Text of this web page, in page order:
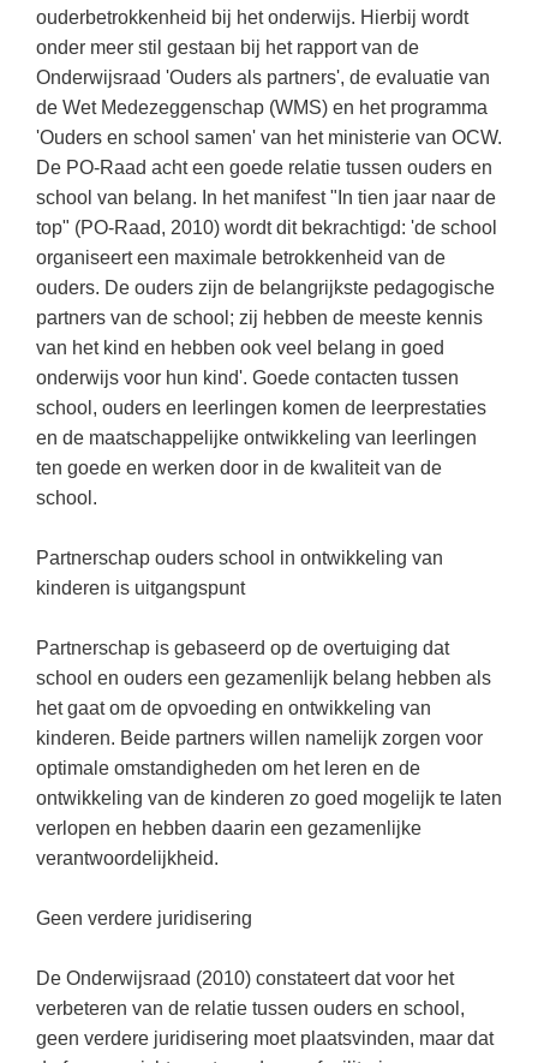
Digitaal onderwijs
Cito toets
Eindexamens
iPad scholen
NIEUWSARCHIEF
Augustus 2026
Juli 2026
Juni 2026
Mei 2026
April 2026
Lespakket ‘Circulaire Economie - van
verpakking tot nieuwe grondstof’
Gastles Zeebenen in de klas
Cursus Leer het heelal begrijpen
Van verdunningscalculator tot
practicumvoorbereiding: gratis online
hulpmiddelen voor science-docenten en
TOA's
DGM in de klas
Frans(22)
Engels(18)
Techniek (17)
Open vacature(16)
Lichamelijke opvoeding(13)
Economie(12)
VACATURES PER PLAATS
Amsterdam
Rotterdam(42)
Den Haag(34)
Almere(23)
Eindhoven(13)
Amersfoort(11)
Apeldoorn(10)
Kerst kleurplaten
PUZZELS
Woordpuzzels
Kruiswoordpuzzels
LEUK IN DE KLAS
Raadsels
Rebussen
Biologie
Burgerschap
Ckv
Duits
Economie
Engels
Frans
Fries (Frysk)
Geschiedenis
Handelswetenschappen
Klassieke Talen
Levensbeschouwing
Maatschappijleer
Muziek
Natuurkunde
Nederlands
Rekenen / Wiskunde
Scheikunde
Studievaardigheden
Boek: Kleine werelden van het zonnestelsel
Leren met klassieke muziek
Lasermachine voor het onderwijs
Lasergraaf
Onderwijs opleidingen
Gratis lesmateriaal Dove self-esteem
Ontdek Memo voor de onderbouw zelf!
Maak uw leerlingen mediawijs!
Rekentuin: altijd en overal rekenen oefenen
op je eigen niveau
Taalzee: adaptief oefenen en toetsen
Theater als middel voor het aanleren van
sociale vaardigheden
Meesterbaan onderwijsvacatures
LEERMETHODEN
Biologie
Examentraining
Frans
Geschiedenis
Nederlands
Sociale vaardigheden
Studievaardigheden
ouderbetrokkenheid bij het onderwijs. Hierbij wordt
onder meer stil gestaan bij het rapport van de
Onderwijsraad 'Ouders als partners', de evaluatie van
de Wet Medezeggenschap (WMS) en het programma
'Ouders en school samen' van het ministerie van OCW.
De PO-Raad acht een goede relatie tussen ouders en
school van belang. In het manifest "In tien jaar naar de
top" (PO-Raad, 2010) wordt dit bekrachtigd: 'de school
organiseert een maximale betrokkenheid van de
ouders. De ouders zijn de belangrijkste pedagogische
partners van de school; zij hebben de meeste kennis
van het kind en hebben ook veel belang in goed
onderwijs voor hun kind'. Goede contacten tussen
school, ouders en leerlingen komen de leerprestaties
en de maatschappelijke ontwikkeling van leerlingen
ten goede en werken door in de kwaliteit van de
school.
Partnerschap ouders school in ontwikkeling van
kinderen is uitgangspunt
Partnerschap is gebaseerd op de overtuiging dat
school en ouders een gezamenlijk belang hebben als
het gaat om de opvoeding en ontwikkeling van
kinderen. Beide partners willen namelijk zorgen voor
optimale omstandigheden om het leren en de
ontwikkeling van de kinderen zo goed mogelijk te laten
verlopen en hebben daarin een gezamenlijke
verantwoordelijkheid.
Geen verdere juridisering
De Onderwijsraad (2010) constateert dat voor het
verbeteren van de relatie tussen ouders en school,
geen verdere juridisering moet plaatsvinden, maar dat